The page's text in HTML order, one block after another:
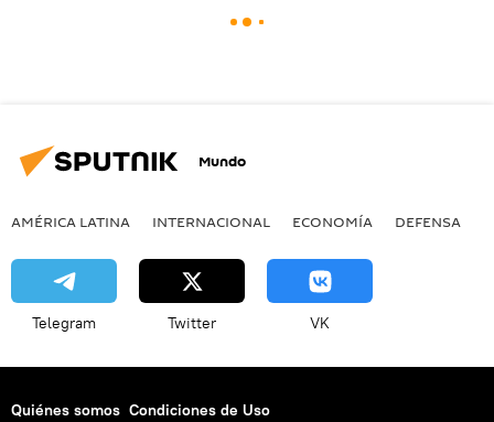
Mundo
AMÉRICA LATINA INTERNACIONAL ECONOMÍA DEFENSA
Telegram Twitter VK
Quiénes somos Condiciones de Uso